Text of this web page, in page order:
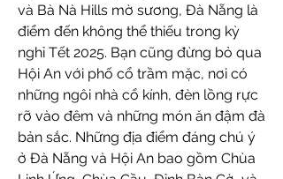
và Bà Nà Hills mờ sương, Đà Nẵng là
điểm đến không thể thiếu trong kỳ
nghỉ Tết 2025. Bạn cũng đừng bỏ qua
Hội An với phố cổ trầm mặc, nơi có
những ngôi nhà cổ kính, đèn lồng rực
rỡ vào đêm và những món ăn đậm đà
bản sắc. Những địa điểm đáng chú ý
ở Đà Nẵng và Hội An bao gồm Chùa